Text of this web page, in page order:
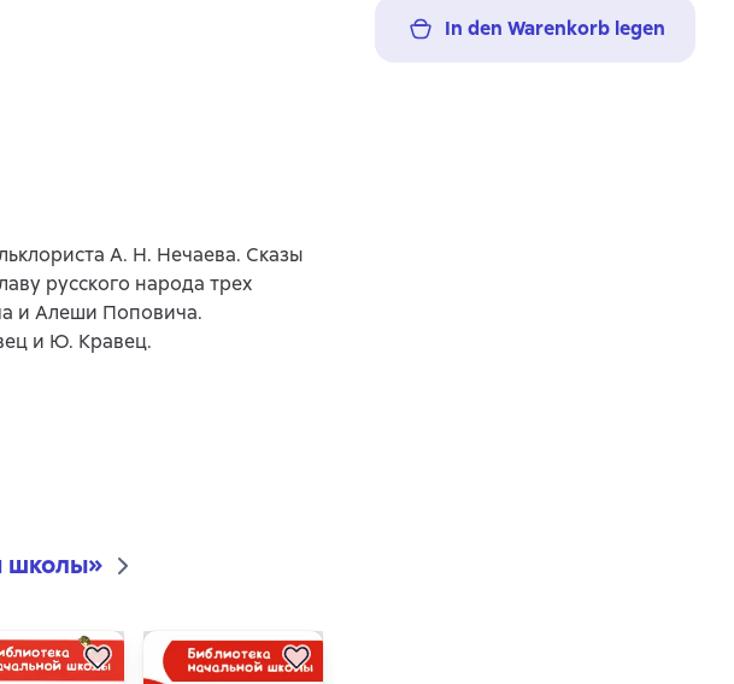
In den Warenkorb legen
А. Н. Нечаева. Сказы
русского народа трех
и Алеши Поповича.
и Ю. Кравец.
школы»